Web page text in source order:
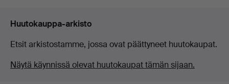
Huutokauppa-arkisto
Etsit arkistostamme, jossa ovat päättyneet huutokaupat.
Näytä käynnissä olevat huutokaupat tämän sijaan.